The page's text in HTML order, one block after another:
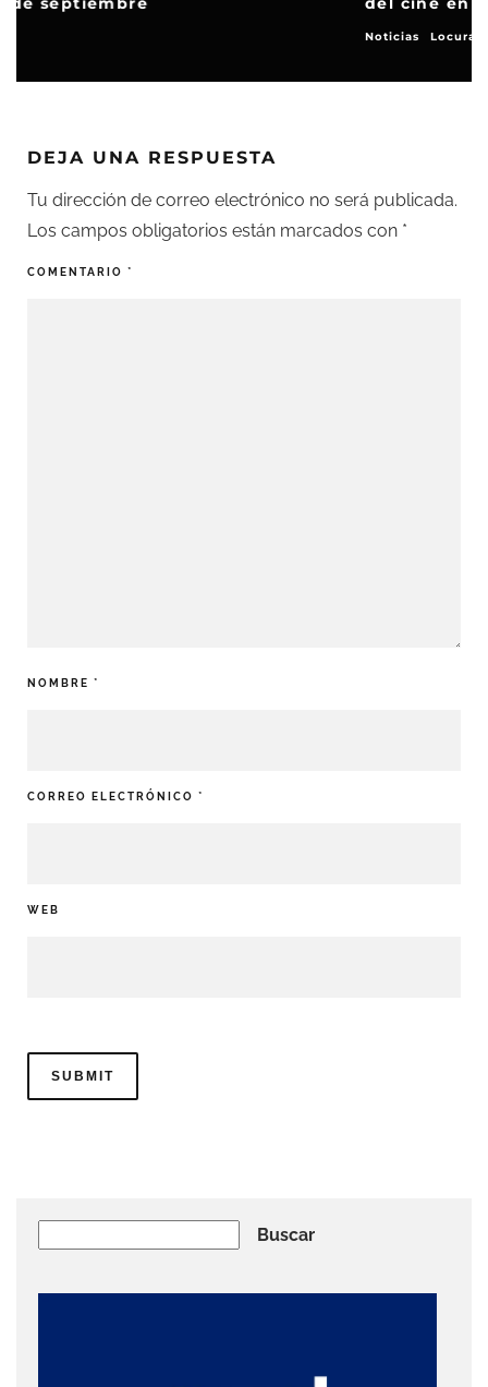
DEJA UNA RESPUESTA
Tu dirección de correo electrónico no será publicada.
Los campos obligatorios están marcados con *
COMENTARIO *
NOMBRE *
CORREO ELECTRÓNICO *
WEB
Buscar